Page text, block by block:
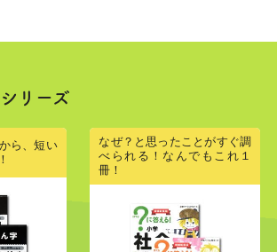
算① p.66
算③ p.70
計算 p.72
の計算 p.76
を使った計算 p.78
リーズ
ら、短い
なぜ？と思ったことがすぐ調
べられる！なんでもこれ１
冊！